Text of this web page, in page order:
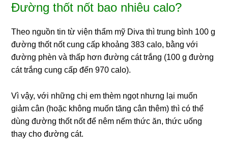
Đường thốt nốt bao nhiêu calo?
Theo nguồn tin từ viện thẩm mỹ Diva thì trung bình 100 g
đường thốt nốt cung cấp khoảng 383 calo, bằng với
đường phèn và thấp hơn đường cát trắng (100 g đường
cát trắng cung cấp đến 970 calo).
Vì vậy, với những chị em thèm ngọt nhưng lại muốn
giảm cân (hoặc không muốn tăng cân thêm) thì có thể
dùng đường thốt nốt để nêm nếm thức ăn, thức uống
thay cho đường cát.